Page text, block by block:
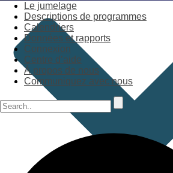
Le jumelage
Descriptions de programmes
Calendriers
Données et rapports
Connexion
Centre d’aide
À propos de nous
Communiquez avec nous